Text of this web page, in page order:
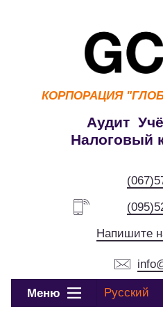
КОРПОРАЦИЯ
Аудит
Налоговый
Напишите
Меню Русский